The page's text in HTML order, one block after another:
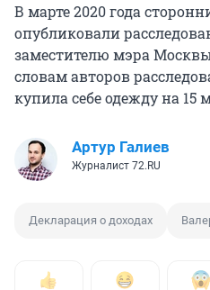
В марте 2020 года
опубликовали
заместителю мэра
словам авторов
купила себе одежду на 15
Артур Галиев
Журналист 72.RU
Декларация о доходах